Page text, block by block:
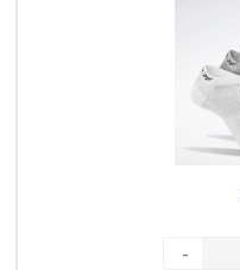
-